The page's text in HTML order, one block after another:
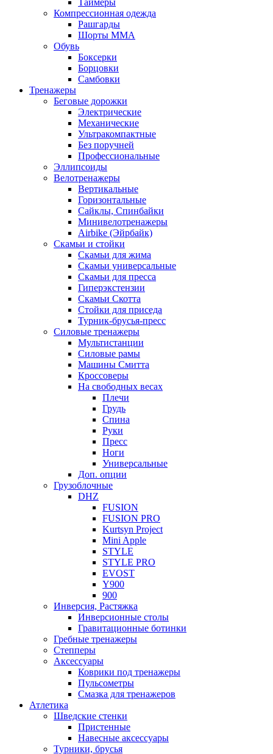
Таймеры
Компрессионная одежда
Рашгарды
Шорты MMA
Обувь
Боксерки
Борцовки
Самбовки
Тренажеры
Беговые дорожки
Электрические
Механические
Ультракомпактные
Без поручней
Профессиональные
Эллипсоиды
Велотренажеры
Вертикальные
Горизонтальные
Сайклы, Спинбайки
Минивелотренажеры
Airbike (Эйрбайк)
Скамьи и стойки
Скамьи для жима
Скамьи универсальные
Скамьи для пресса
Гиперэкстензии
Скамьи Скотта
Стойки для приседа
Турник-брусья-пресс
Силовые тренажеры
Мультистанции
Силовые рамы
Машины Смитта
Кроссоверы
На свободных весах
Плечи
Грудь
Спина
Руки
Пресс
Ноги
Универсальные
Доп. опции
Грузоблочные
DHZ
FUSION
FUSION PRO
Kurtsyn Project
Mini Apple
STYLE
STYLE PRO
EVOST
Y900
900
Инверсия, Растяжка
Инверсионные столы
Гравитационные ботинки
Гребные тренажеры
Степперы
Аксессуары
Коврики под тренажеры
Пульсометры
Смазка для тренажеров
Атлетика
Шведские стенки
Пристенные
Навесные аксессуары
Турники, брусья